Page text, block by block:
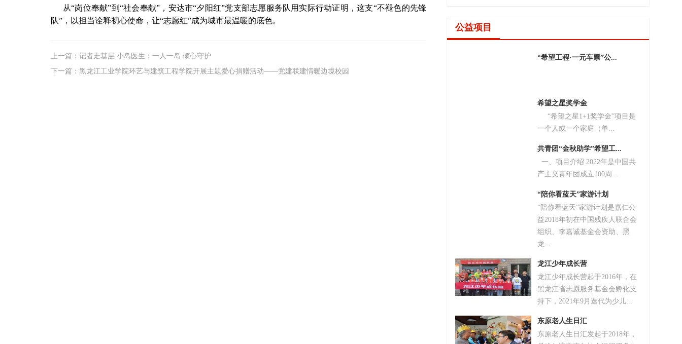
公益项目
“希望工程·一元车票”公...
希望之星奖学金
“希望之星1+1奖学金”项目是
一个人或一个家庭（单...
共青团“金秋助学”希望工...
一、项目介绍 2022年是中国共
产主义青年团成立100周...
“陪你看蓝天”家游计划
“陪你看蓝天”家游计划是嘉仁公
益2018年初在中国残疾人联合会
组织、李嘉诚基金会资助、黑
龙...
龙江少年成长营
龙江少年成长营起于2016年，在
黑龙江省志愿服务基金会孵化支
持下，2021年9月迭代为少儿...
东原老人生日汇
东原老人生日汇发起于2018年，
从“岗位奉献”到“社会奉献”，安达市“夕阳红”党支部志愿服务队用实际行动证明，这支“不褪色的先锋
队”，以担当诠释初心使命，让“志愿红”成为城市最温暖的底色。
上一篇：记者走基层 小岛医生：一人一岛 倾心守护
下一篇：黑龙江工业学院环艺与建筑工程学院开展主题爱心捐赠活动——党建联建情暖边境校园